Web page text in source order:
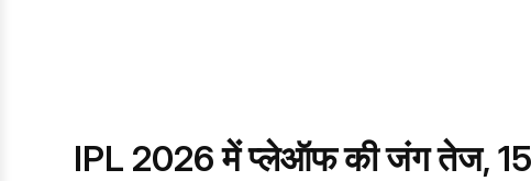
IPL 2026 में प्लेऑफ की जंग तेज,